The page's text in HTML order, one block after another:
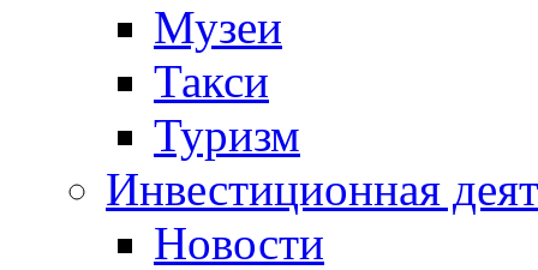
Музеи
Такси
Туризм
Инвестиционная
Новости